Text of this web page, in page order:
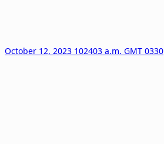
October 12, 2023 102403 a.m. GMT 0330